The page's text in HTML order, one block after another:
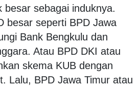
besar sebagai induknya.
besar seperti BPD Jawa
Bank Bengkulu dan
Atau BPD DKI atau
skema KUB dengan
Lalu, BPD Jawa Timur atau